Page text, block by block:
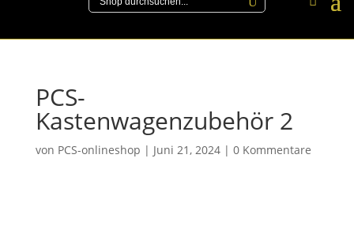
PCS-
Kastenwagenzubehör 2
von PCS-onlineshop | Juni 21, 2024| 0 Kommentare